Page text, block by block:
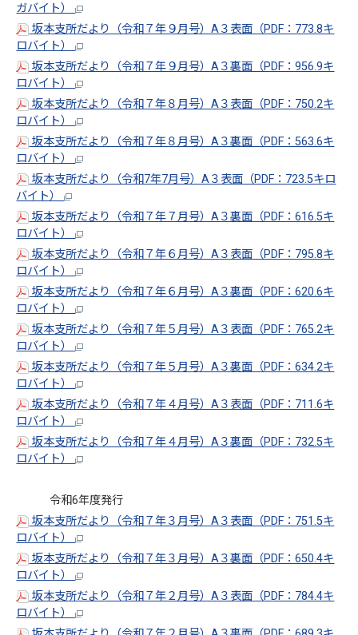
ガバイト）
坂本支所だより（令和７年９月号）A３表面（PDF：773.8キ
ロバイト）
坂本支所だより（令和７年９月号）A３裏面（PDF：956.9キ
ロバイト）
坂本支所だより（令和７年８月号）A３表面（PDF：750.2キ
ロバイト）
坂本支所だより（令和７年８月号）A３裏面（PDF：563.6キ
ロバイト）
坂本支所だより（令和7年7月号）A３表面（PDF：723.5キロ
バイト）
坂本支所だより（令和７年７月号）A３裏面（PDF：616.5キ
ロバイト）
坂本支所だより（令和７年６月号）A３表面（PDF：795.8キ
ロバイト）
坂本支所だより（令和７年６月号）A３裏面（PDF：620.6キ
ロバイト）
坂本支所だより（令和７年５月号）A３表面（PDF：765.2キ
ロバイト）
坂本支所だより（令和７年５月号）A３裏面（PDF：634.2キ
ロバイト）
坂本支所だより（令和７年４月号）A３表面（PDF：711.6キ
ロバイト）
坂本支所だより（令和７年４月号）A３裏面（PDF：732.5キ
ロバイト）
令和6年度発行
坂本支所だより（令和７年３月号）A３表面（PDF：751.5キ
ロバイト）
坂本支所だより（令和７年３月号）A３裏面（PDF：650.4キ
ロバイト）
坂本支所だより（令和７年２月号）A３表面（PDF：784.4キ
ロバイト）